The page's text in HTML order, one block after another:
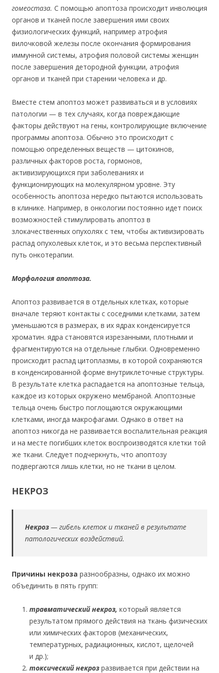
гомеостаза. С помощью апоптоза происходит инволюция
органов и тканей после завершения ими своих
физиологических функций, например атрофия
вилочковой железы после окончания формирования
иммунной системы, атрофия половой системы женщин
после завершения детородной функции, атрофия
органов и тканей при старении человека и др.
Вместе стем апоптоз может развиваться и в условиях
патологии — в тех случаях, когда повреждающие
факторы действуют на гены, контролирующие включение
программы апоптоза. Обычно это происходит с
помощью определенных веществ — цитокинов,
различных факторов роста, гормонов,
активизирующихся при заболеваниях и
функционирующих на молекулярном уровне. Эту
особенность апоптоза нередко пытаются использовать
в клинике. Например, в онкологии постоянно идет поиск
возможностей стимулировать апоптоз в
злокачественных опухолях с тем, чтобы активизировать
распад опухолевых клеток, и это весьма перспективный
путь онкотерапии.
Морфология апоптоза.
Апоптоз развивается в отдельных клетках, которые
вначале теряют контакты с соседними клетками, затем
уменьшаются в размерах, в их ядрах конденсируется
хроматин. ядра становятся изрезанными, плотными и
фрагментируются на отдельные глыбки. Одновременно
происходит распад цитоплазмы, в которой сохраняются
в конденсированной форме внутриклеточные структуры.
В результате клетка распадается на апоптозные тельца,
каждое из которых окружено мембраной. Апоптозные
тельца очень быстро поглощаются окружающими
клетками, иногда макрофагами. Однако в ответ на
апоптоз никогда не развивается воспалительная реакция
и на месте погибших клеток воспроизводятся клетки той
же ткани. Следует подчеркнуть, что апоптозу
подвергаются лишь клетки, но не ткани в целом.
НЕКРОЗ
Некроз — гибель клеток и тканей в результате
патологических воздействий.
Причины некроза разнообразны, однако их можно
объединить в пять групп:
травматический некроз, который является
результатом прямого действия на ткань физических
или химических факторов (механических,
температурных, радиационных, кислот, щелочей
и др.);
токсический некроз развивается при действии на